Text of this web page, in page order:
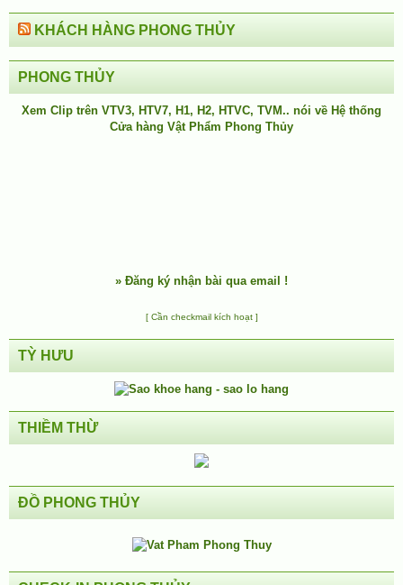
KHÁCH HÀNG PHONG THỦY
PHONG THỦY
Xem Clip trên VTV3, HTV7, H1, H2, HTVC, TVM.. nói về Hệ thống
Cửa hàng Vật Phẩm Phong Thủy
» Đăng ký nhận bài qua email !
[ Cần checkmail kích hoạt ]
TỲ HƯU
THIỀM THỪ
ĐỒ PHONG THỦY